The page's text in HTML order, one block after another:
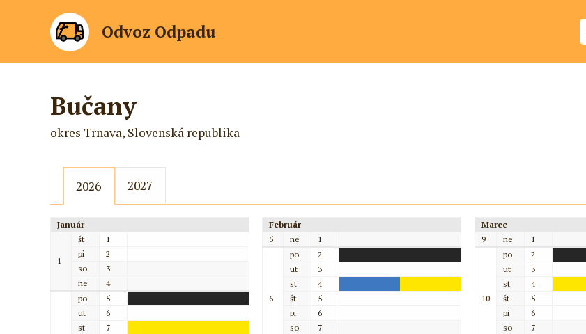
Odvoz Odpadu
Bučany
okres Trnava, Slovenská republika
2026 2027
Január
1
št
1
pi
2
so
3
ne
4
po
5
ut
6
st
7
Február
5
ne 1
6
po
2
ut
3
st
4
št
5
pi
6
so
7
Marec
9
ne 1
10
po
2
ut
3
st
4
št
5
pi
6
so
7